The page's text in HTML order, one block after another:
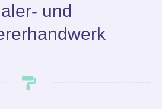
und